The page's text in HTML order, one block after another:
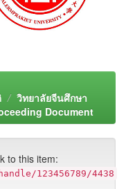
วิทยาลัยจีนศึกษา
Document
to this item:
123456789/4438